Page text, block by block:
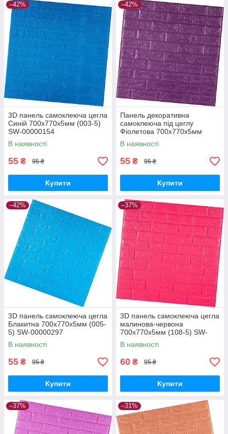
–42%
3D панель самоклеюча цегла
Синій 700х770х5мм (003-5)
SW-00000154
В наявності
55 ₴ 95 ₴
Купити
–42%
Панель декоративна
самоклеюча під цеглу
Фіолетова 700х770х5мм
(016-5) SW-00000150
В наявності
55 ₴ 95 ₴
Купити
–42%
3D панель самоклеюча цегла
Блакитна 700х770х5мм (005-
5) SW-00000297
В наявності
55 ₴ 95 ₴
Купити
–37%
3D панель самоклеюча цегла
малинова-червона
700х770х5мм (108-5) SW-
00001364
В наявності
60 ₴ 95 ₴
Купити
–37% –31%